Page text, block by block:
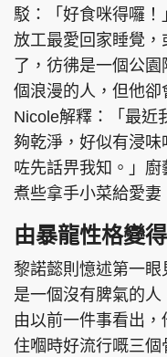
駁：「好食咪得囉！
放工最愛回家睡覺
了，彷彿是一個公
個浪漫的人，但他卻
Nicole解釋：「最近
夠乾淨，好似有浸
咗先話畀我知。」
煮些拿手小菜給愛妻
由暴龍性格變
黎諾懿則憶述第一
是一個沒有脾氣的人
由以前一件事看出
住嗰時好流行嘅三